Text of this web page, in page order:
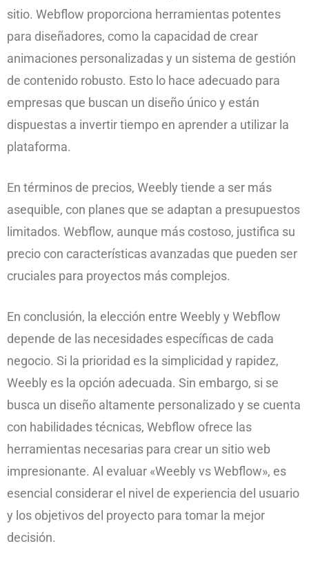
sitio. Webflow proporciona herramientas potentes
para diseñadores, como la capacidad de crear
animaciones personalizadas y un sistema de gestión
de contenido robusto. Esto lo hace adecuado para
empresas que buscan un diseño único y están
dispuestas a invertir tiempo en aprender a utilizar la
plataforma.
En términos de precios, Weebly tiende a ser más
asequible, con planes que se adaptan a presupuestos
limitados. Webflow, aunque más costoso, justifica su
precio con características avanzadas que pueden ser
cruciales para proyectos más complejos.
En conclusión, la elección entre Weebly y Webflow
depende de las necesidades específicas de cada
negocio. Si la prioridad es la simplicidad y rapidez,
Weebly es la opción adecuada. Sin embargo, si se
busca un diseño altamente personalizado y se cuenta
con habilidades técnicas, Webflow ofrece las
herramientas necesarias para crear un sitio web
impresionante. Al evaluar «Weebly vs Webflow», es
esencial considerar el nivel de experiencia del usuario
y los objetivos del proyecto para tomar la mejor
decisión.